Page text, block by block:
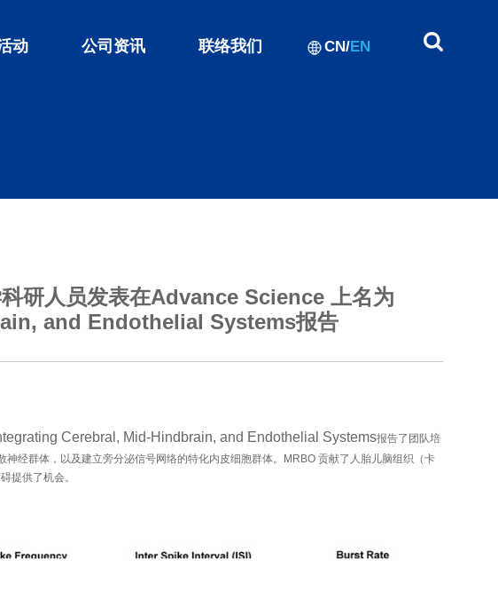
动 公司资讯 联络我们 CN/EN
研人员发表在Advance Science 上名为
and Endothelial Systems报告
Cerebral, Mid-Hindbrain, and Endothelial Systems报告了团队培
经群体，以及建立旁分泌信号网络的特化内皮细胞群体。MRBO 贡献了人胎儿脑组织（卡
提供了机会。